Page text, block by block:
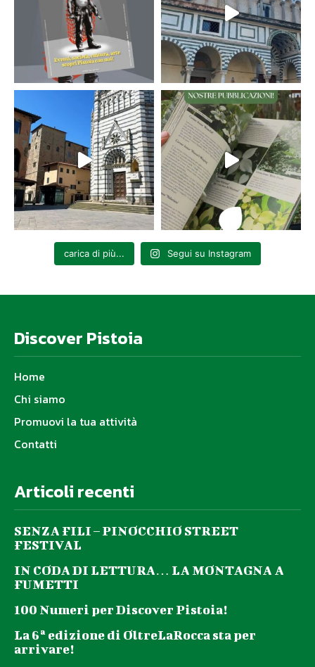
carica di più... Segui su Instagram
Discover Pistoia
Home
Chi siamo
Promuovi la tua attività
Contatti
Articoli recenti
SENZA FILI – PINOCCHIO STREET
FESTIVAL
IN CODA DI LETTURA… LA MONTAGNA A
FUMETTI
100 Numeri per Discover Pistoia!
La 6ª edizione di OltreLaRocca sta per
arrivare!